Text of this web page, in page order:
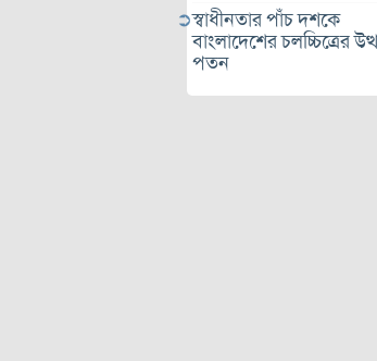
স্বাধীনতার পাঁচ দশকে
বাংলাদেশের চলচ্চিত্রের
পতন